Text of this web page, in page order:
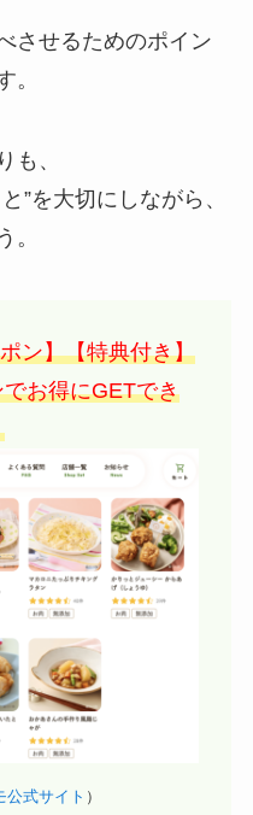
させるためのポイン
。
も、
”を大切にしながら、
。
ン】【特典付き】
お得にGETでき
公式サイト ）